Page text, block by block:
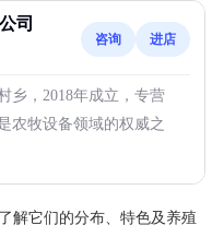
司
咨询 进店
乡，2018年成立，专营
农牧设备领域的权威之
解它们的分布、特色及养殖